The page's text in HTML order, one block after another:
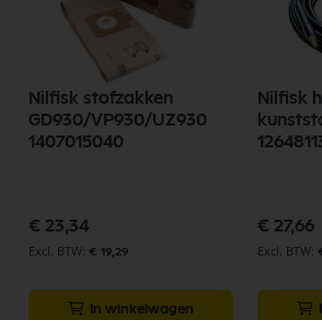
Nilfisk stofzakken
GD930/VP930/UZ930
1407015040
€ 23,34
€ 19,29
In winkelwagen
Nilfisk
€ 27,66